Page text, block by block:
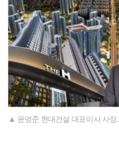
▲ 윤영준 현대건설 대표이사 사장.